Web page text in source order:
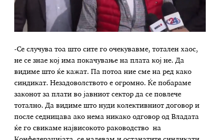
-Се случува тоа што сите го очекувавме, тотален хаос,
не се знае кој има покачување на плата кој не. Да
видиме што ќе кажат. Па потоа ние сме на ред како
синдикат. Незадоволството е огромно. Ќе побараме
законот за плати во јавниот сектор да се повлече
тотално. Да видиме што нуди колективниот договор и
после седницава ако нема никако одговор од Владата
ќе го свикаме највисокото раководство на